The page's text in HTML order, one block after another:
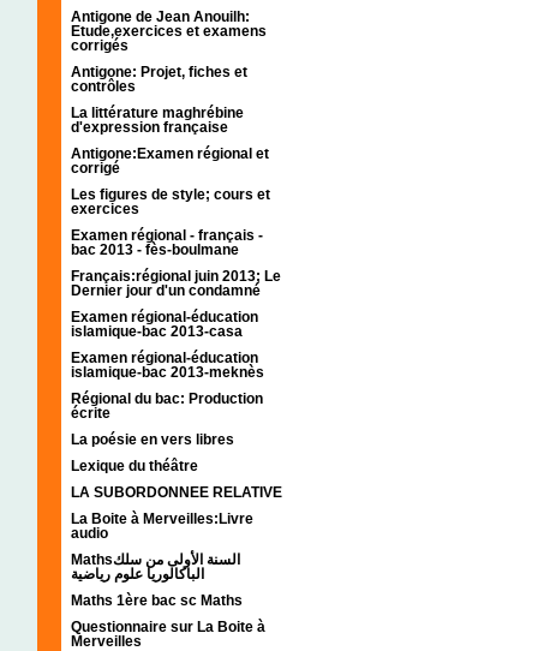
Antigone de Jean Anouilh:
Etude,exercices et examens
corrigés
Antigone: Projet, fiches et
contrôles
La littérature maghrébine
d'expression française
Antigone:Examen régional et
corrigé
Les figures de style; cours et
exercices
Examen régional - français -
bac 2013 - fès-boulmane
Français:régional juin 2013; Le
Dernier jour d'un condamné
Examen régional-éducation
islamique-bac 2013-casa
Examen régional-éducation
islamique-bac 2013-meknès
Régional du bac: Production
écrite
La poésie en vers libres
Lexique du théâtre
LA SUBORDONNEE RELATIVE
La Boite à Merveilles:Livre
audio
Mathsالسنة الأولى من سلك
الباكالوريا علوم رياضية
Maths 1ère bac sc Maths
Questionnaire sur La Boite à
Merveilles